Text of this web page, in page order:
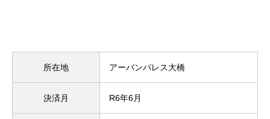
所在地 アーバンパレス大橋
決済月 R6年6月